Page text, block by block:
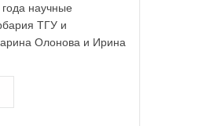
научные
ТГУ и
Олонова и Ирина